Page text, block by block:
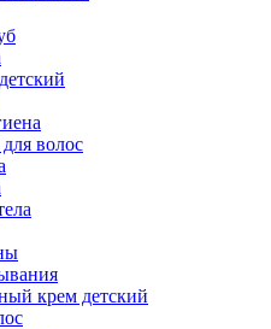
волос
крем детский